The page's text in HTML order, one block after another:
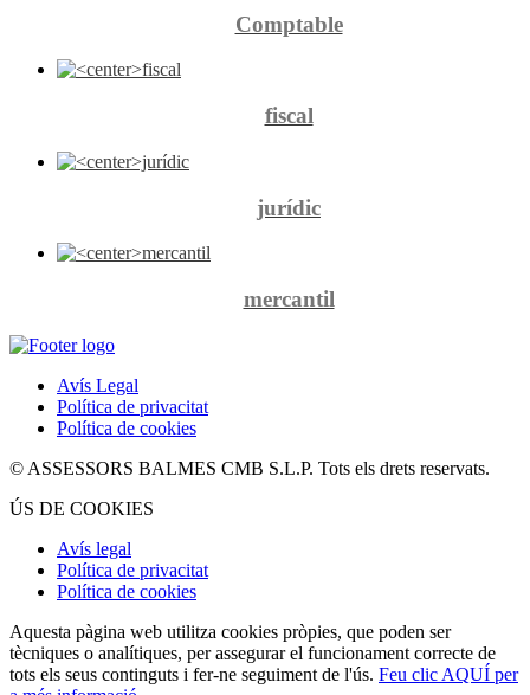
Comptable
fiscal
jurídic
mercantil
Més informació
Avís Legal
Política de privacitat
Política de cookies
© ASSESSORS BALMES CMB S.L.P. Tots els drets reservats.
ÚS DE COOKIES
Avís legal
Política de privacitat
Política de cookies
Aquesta pàgina web utilitza cookies pròpies, que poden ser
tècniques o analítiques, per assegurar el funcionament correcte de
tots els seus continguts i fer-ne seguiment de l'ús. Feu clic AQUÍ per